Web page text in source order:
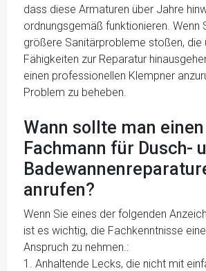
dass diese Armaturen über Jahre
ordnungsgemäß funktionieren. Wenn
größere Sanitärprobleme stoßen, die
Fähigkeiten zur Reparatur
einen professionellen Klempner
Problem zu beheben.
Wann sollte man einen
Fachmann für Dusch-
anrufen?
Wenn Sie eines der folgenden
ist es wichtig, die Fachkenntnisse
Anspruch zu nehmen.:
1. Anhaltende Lecks, die nicht mit